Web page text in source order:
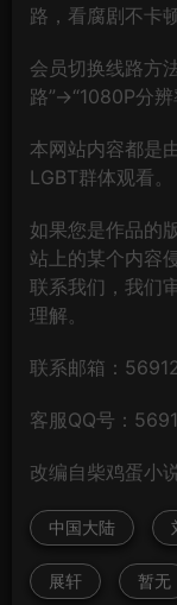
路，看腐剧不卡
会员切换线路方
路”→“1080P分辨
本网站内容都是
LGBT群体观看。
如果您是作品的
站上的某个内容
联系我们，我们
理解。
联系邮箱：
客服QQ号：
改编自柴鸡蛋小
中国大陆
展轩 暂无